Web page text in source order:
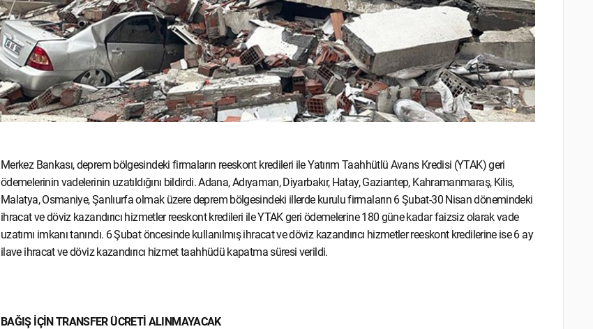
Merkez Bankası, deprem bölgesindeki firmaların reeskont kredileri ile Yatırım Taahhütlü Avans Kredisi (YTAK) geri
ödemelerinin vadelerinin uzatıldığını bildirdi. Adana, Adıyaman, Diyarbakır, Hatay, Gaziantep, Kahramanmaraş, Kilis,
Malatya, Osmaniye, Şanlıurfa olmak üzere deprem bölgesindeki illerde kurulu firmaların 6 Şubat-30 Nisan dönemindeki
ihracat ve döviz kazandırıcı hizmetler reeskont kredileri ile YTAK geri ödemelerine 180 güne kadar faizsiz olarak vade
uzatımı imkanı tanındı. 6 Şubat öncesinde kullanılmış ihracat ve döviz kazandırıcı hizmetler reeskont kredilerine ise 6 ay
ilave ihracat ve döviz kazandırıcı hizmet taahhüdü kapatma süresi verildi.
BAĞIŞ İÇİN TRANSFER ÜCRETİ ALINMAYACAK